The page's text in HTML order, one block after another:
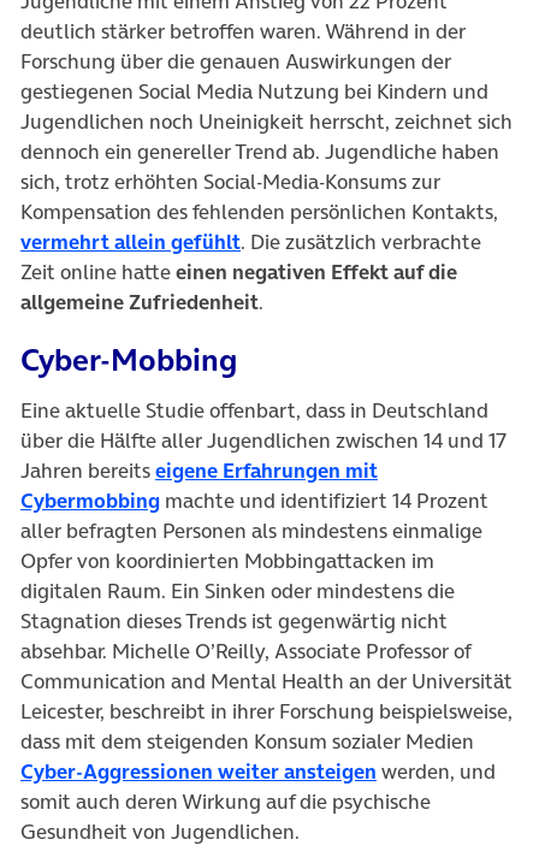
deutlich stärker betroffen waren. Während in der
Forschung über die genauen Auswirkungen der
gestiegenen Social Media Nutzung bei Kindern und
Jugendlichen noch Uneinigkeit herrscht, zeichnet sich
dennoch ein genereller Trend ab. Jugendliche haben
sich, trotz erhöhten Social-Media-Konsums zur
Kompensation des fehlenden persönlichen Kontakts,
vermehrt allein gefühlt(öffnet in neuem Tab)
. Die zusätzlich verbrachte
Zeit online hatteeinen negativen Effekt auf die
allgemeine Zufriedenheit.
Cyber-Mobbing
Eine aktuelle Studie offenbart, dass in Deutschland
über die Hälfte aller Jugendlichen zwischen 14 und 17
Jahren bereitseigene Erfahrungen mit
Cybermobbing(öffnet in neuem Tab)
machte und identifiziert 14 Prozent
aller befragten Personen als mindestens einmalige
Opfer von koordinierten Mobbingattacken im
digitalen Raum. Ein Sinken oder mindestens die
Stagnation dieses Trends ist gegenwärtig nicht
absehbar. Michelle O’Reilly, Associate Professor of
Communication and Mental Health an der Universität
Leicester, beschreibt in ihrer Forschung beispielsweise,
dass mit dem steigenden Konsum sozialer Medien
Cyber-Aggressionen weiter ansteigen (öffnet in neuem
werden, und
somit auch deren Wirkung auf die psychische
Gesundheit von Jugendlichen.